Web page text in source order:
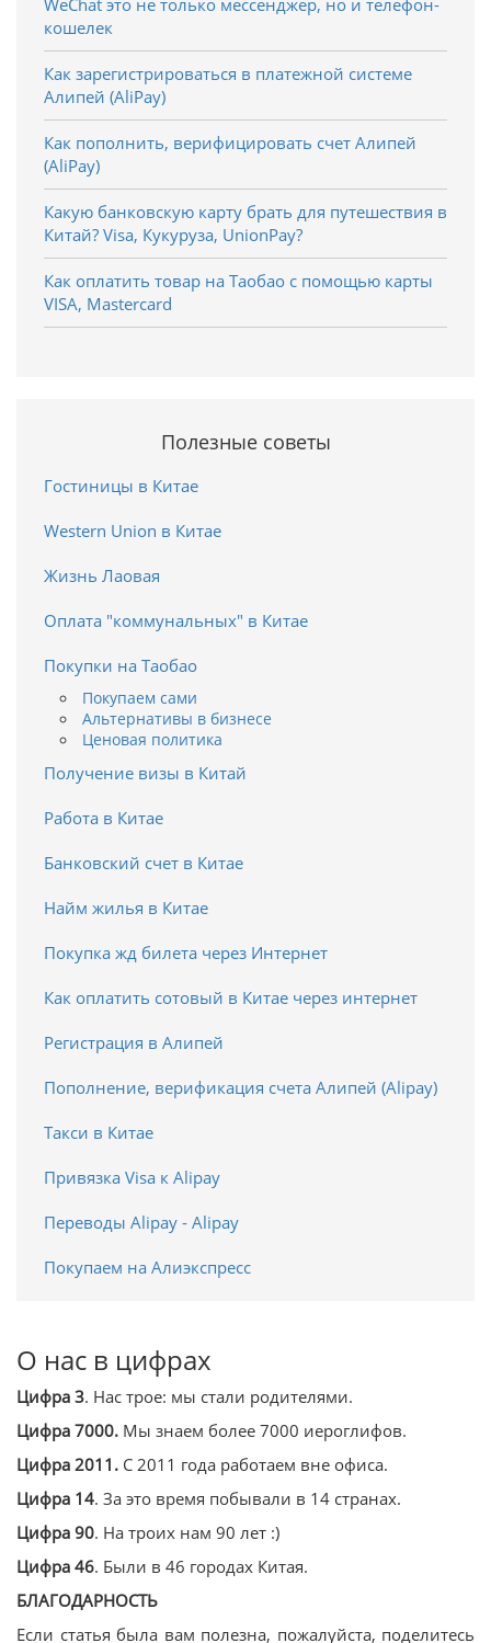
кошелек
Как зарегистрироваться в платежной системе
Алипей (AliPay)
Как пополнить, верифицировать счет Алипей
(AliPay)
Какую банковскую карту брать для путешествия в
Китай? Visa, Кукуруза, UnionPay?
Как оплатить товар на Таобао с помощью карты
VISA, Mastercard
Полезные советы
Гостиницы в Китае
Western Union в Китае
Жизнь Лаовая
Оплата "коммунальных" в Китае
Покупки на Таобао
Покупаем сами
Альтернативы в бизнесе
Ценовая политика
Получение визы в Китай
Работа в Китае
Банковский счет в Китае
Найм жилья в Китае
Покупка жд билета через Интернет
Как оплатить сотовый в Китае через интернет
Регистрация в Алипей
Пополнение, верификация счета Алипей (Alipay)
Такси в Китае
Привязка Visa к Alipay
Переводы Alipay - Alipay
Покупаем на Алиэкспресс
О нас в цифрах
Цифра 3. Нас трое: мы стали родителями.
Цифра 7000. Мы знаем более 7000 иероглифов.
Цифра 2011. С 2011 года работаем вне офиса.
Цифра 14. За это время побывали в 14 странах.
Цифра 90. На троих нам 90 лет :)
Цифра 46. Были в 46 городах Китая.
БЛАГОДАРНОСТЬ
Если статья была вам полезна, пожалуйста, поделитесь